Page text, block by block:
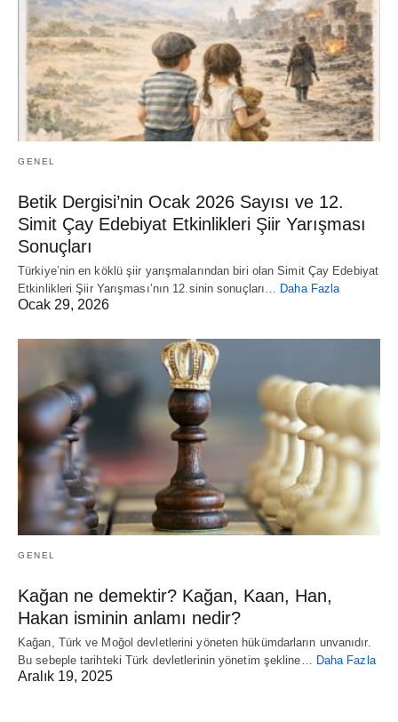
GENEL
Betik Dergisi’nin Ocak 2026 Sayısı ve 12.
Simit Çay Edebiyat Etkinlikleri Şiir Yarışması
Sonuçları
Türkiye’nin en köklü şiir yarışmalarından biri olan Simit Çay Edebiyat
Etkinlikleri Şiir Yarışması’nın 12.sinin sonuçları…
Daha Fazla
Ocak 29, 2026
GENEL
Kağan ne demektir? Kağan, Kaan, Han,
Hakan isminin anlamı nedir?
Kağan, Türk ve Moğol devletlerini yöneten hükümdarların unvanıdır.
Bu sebeple tarihteki Türk devletlerinin yönetim şekline… Daha Fazla
Aralık 19, 2025